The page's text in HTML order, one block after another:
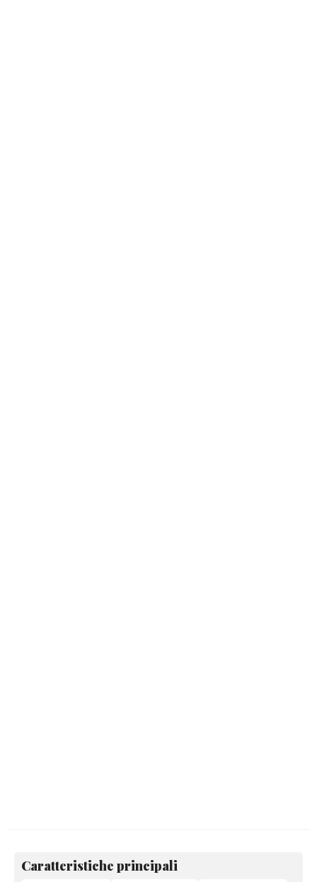
Caratteristiche principali